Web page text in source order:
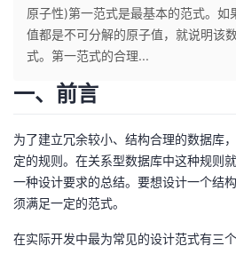
人
主
我
的
开
发
者
原子性)第一范式是最基本的范式。如
值都是不可分解的原子值，就说明该
式。第一范式的合理...
一、前言
为了建立冗余较小、结构合理的数据库
定的规则。在关系型数据库中这种规则
一种设计要求的总结。要想设计一个结
须满足一定的范式。
在实际开发中最为常见的设计范式有三个